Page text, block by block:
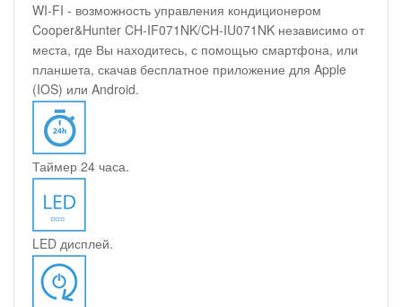
WI-FI - возможность управления кондиционером
Cooper&Hunter CH-IF071NK/CH-IU071NK независимо от
места, где Вы находитесь, с помощью смартфона, или
планшета, скачав бесплатное приложение для Apple
(IOS) или Android.
Таймер 24 часа.
LED дисплей.